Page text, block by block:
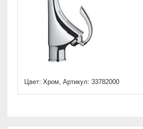
Цвет: Хром, Артикул: 33782000